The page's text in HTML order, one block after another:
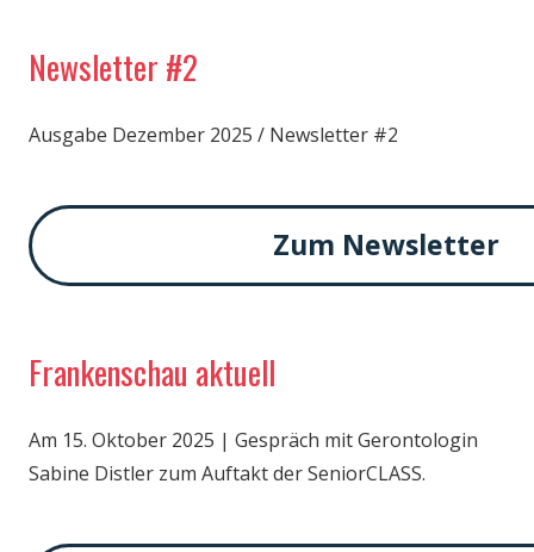
Newsletter #2
Ausgabe Dezember 2025 / Newsletter #2
Zum Newsletter
Frankenschau aktuell
Am 15. Oktober 2025 | Gespräch mit Gerontologin
Sabine Distler zum Auftakt der SeniorCLASS.